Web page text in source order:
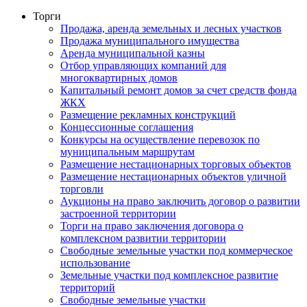
Торги
Продажа, аренда земельных и лесных участков
Продажа муниципального имущества
Аренда муниципальной казны
Отбор управляющих компаний для
многоквартирных домов
Капитальный ремонт домов за счет средств фонда
ЖКХ
Размещение рекламных конструкций
Концессионные соглашения
Конкурсы на осуществление перевозок по
муниципальным маршрутам
Размещение нестационарных торговых объектов
Размещение нестационарных объектов уличной
торговли
Аукционы на право заключить договор о развитии
застроенной территории
Торги на право заключения договора о
комплексном развитии территории
Свободные земельные участки под коммерческое
использование
Земельные участки под комплексное развитие
территорий
Свободные земельные участки